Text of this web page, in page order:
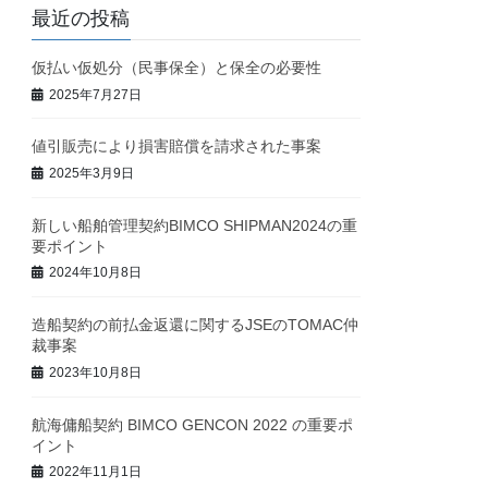
最近の投稿
仮払い仮処分（民事保全）と保全の必要性
2025年7月27日
値引販売により損害賠償を請求された事案
2025年3月9日
新しい船舶管理契約BIMCO SHIPMAN2024の重
要ポイント
2024年10月8日
造船契約の前払金返還に関するJSEのTOMAC仲
裁事案
2023年10月8日
航海傭船契約 BIMCO GENCON 2022 の重要ポ
イント
2022年11月1日